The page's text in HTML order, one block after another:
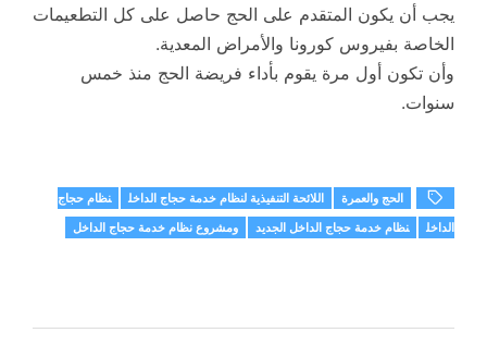
يجب أن يكون المتقدم على الحج حاصل على كل التطعيمات
الخاصة بفيروس كورونا والأمراض المعدية.
وأن تكون أول مرة يقوم بأداء فريضة الحج منذ خمس
سنوات.
الحج والعمرة اللائحة التنفيذية لنظام خدمة حجاج الداخل
نظام حجاج
الداخل
نظام خدمة حجاج الداخل الجديد ومشروع نظام خدمة حجاج الداخل